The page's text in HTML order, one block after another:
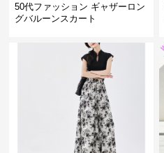
50代ファッション ギャザーロン
グバルーンスカート